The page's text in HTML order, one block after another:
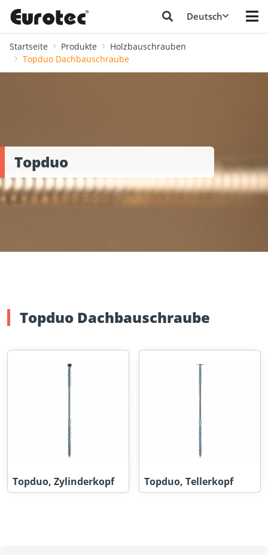
Deutsch
Startseite Produkte
Holzbauschrauben
Topduo Dachbauschraube
Topduo
Topduo Dachbauschraube
Topduo, Zylinderkopf Topduo, Tellerkopf